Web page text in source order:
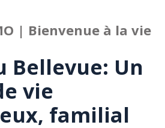
| Bienvenue à la vie
Bellevue: Un
vie
familial